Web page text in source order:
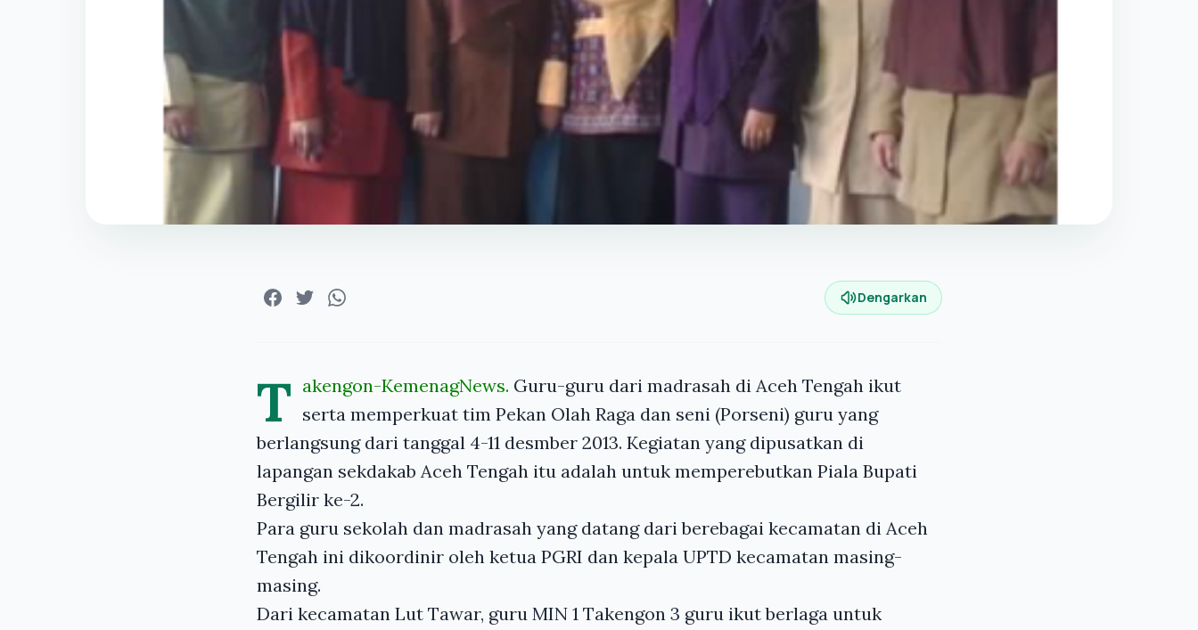
Dengarkan
T akengon-KemenagNews. Guru-guru dari madrasah di Aceh Tengah ikut
serta memperkuat tim Pekan Olah Raga dan seni (Porseni) guru yang
berlangsung dari tanggal 4-11 desmber 2013. Kegiatan yang dipusatkan di
lapangan sekdakab Aceh Tengah itu adalah untuk memperebutkan Piala Bupati
Bergilir ke-2.
Para guru sekolah dan madrasah yang datang dari berebagai kecamatan di Aceh
Tengah ini dikoordinir oleh ketua PGRI dan kepala UPTD kecamatan masing-
masing.
Dari kecamatan Lut Tawar, guru MIN 1 Takengon 3 guru ikut berlaga untuk